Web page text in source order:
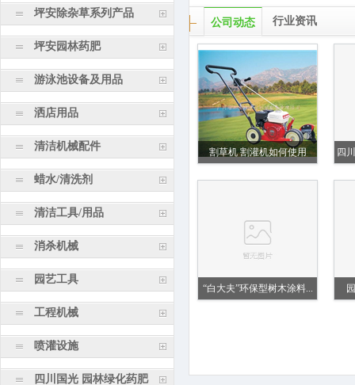
坪安除杂草系列产品
坪安园林药肥
游泳池设备及用品
洒店用品
清洁机械配件
蜡水/清洗剂
清洁工具/用品
消杀机械
园艺工具
工程机械
喷灌设施
四川国光 园林绿化药肥
公司动态 行业资讯
割草机 割灌机如何使用 四
“白大夫”环保型树木涂料...